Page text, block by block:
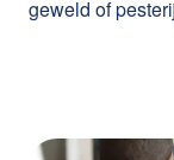
geweld of